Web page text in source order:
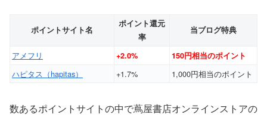
ポイントサイト名
ポイント還元
率
当ブログ特典
アメフリ +2.0% 150円相当のポイント
ハピタス（hapitas） +1.7% 1,000円相当のポイント
数あるポイントサイトの中で蔦屋書店オンラインストアの